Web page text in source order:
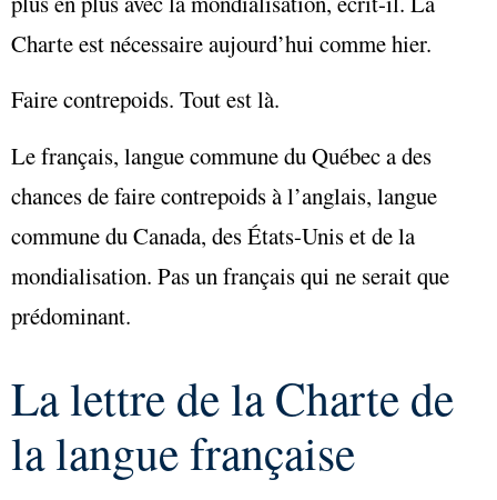
Charte est nécessaire aujourd’hui comme hier.
Faire contrepoids. Tout est là.
Le français, langue commune du Québec a des
chances de faire contrepoids à l’anglais, langue
commune du Canada, des États-Unis et de la
mondialisation. Pas un français qui ne serait que
prédominant.
La lettre de la Charte de
la langue française